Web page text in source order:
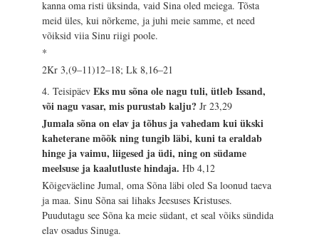
kanna oma risti üksinda, vaid Sina oled meiega. Tõsta
meid üles, kui nõrkeme, ja juhi meie samme, et need
võiksid viia Sinu riigi poole.
*
2Kr 3,(9–11)12–18; Lk 8,16–21
4. TeisipäevEks mu sõna ole nagu tuli, ütleb Issand,
või nagu vasar, mis purustab kalju?Jr 23,29
Jumala sõna on elav ja tõhus ja vahedam kui ükski
kaheterane mõõk ning tungib läbi, kuni ta eraldab
hinge ja vaimu, liigesed ja üdi, ning on südame
meelsuse ja kaalutluste hindaja.Hb 4,12
Kõigeväeline Jumal, oma Sõna läbi oled Sa loonud taeva
ja maa. Sinu Sõna sai lihaks Jeesuses Kristuses.
Puudutagu see Sõna ka meie südant, et seal võiks sündida
elav osadus Sinuga.